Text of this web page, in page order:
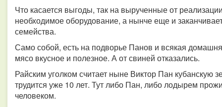
Что касается выгоды, так на вырученные от
необходимое оборудование, а нынче еще и
семейства.
Само собой, есть на подворье Панов и всякая
мясо вкусное и полезное. А от свиней отказались.
Райским уголком считает ныне Виктор Пан кубанскую
трудится уже 10 лет. Тут либо Пан, либо лодырем
человеком.